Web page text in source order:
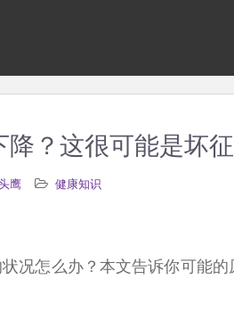
？这很可能是坏征
鹰 健康知识
况怎么办？本文告诉你可能